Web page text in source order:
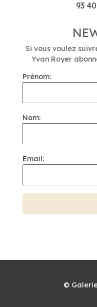
93
Si vous voulez
Yvan Royer
Prénom:
Nom:
Email:
©